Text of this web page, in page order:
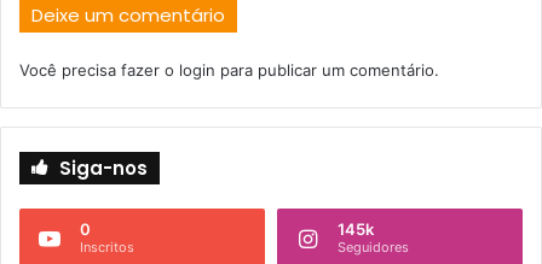
Deixe um comentário
Você precisa fazer o login para publicar um comentário.
Siga-nos
0
Inscritos
145k
Seguidores